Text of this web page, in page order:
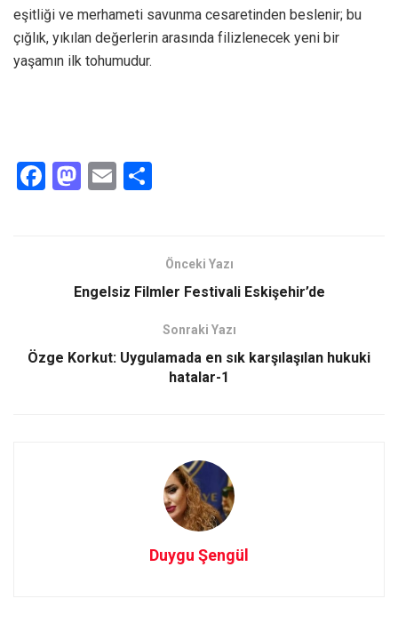
eşitliği ve merhameti savunma cesaretinden beslenir; bu
çığlık, yıkılan değerlerin arasında filizlenecek yeni bir
yaşamın ilk tohumudur.
F
k
M
d
n
E
Önceki Yazı
Engelsiz Filmler Festivali Eskişehir’de
Sonraki Yazı
Özge Korkut: Uygulamada en sık karşılaşılan hukuki
hatalar-1
Duygu Şengül